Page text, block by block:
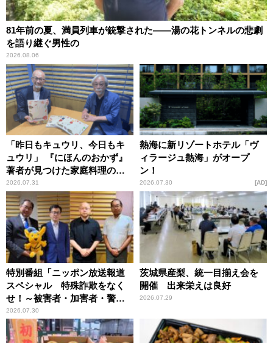
81年前の夏、満員列車が銃撃された――湯の花トンネルの悲劇
を語り継ぐ男性の
2026.08.06
「昨日もキュウリ、今日もキ
ュウリ」 『にほんのおかず』
著者が見つけた家庭料理の知
恵
2026.07.31
熱海に新リゾートホテル「ヴ
ィラージュ熱海」がオープ
ン！
2026.07.30 AD
特別番組「ニッポン放送報道
スペシャル 特殊詐欺をなく
せ！～被害者・加害者・警視
庁が語るトクリュウの実態
～」放送
2026.07.30
茨城県産梨、統一目揃え会を
開催 出来栄えは良好
2026.07.29